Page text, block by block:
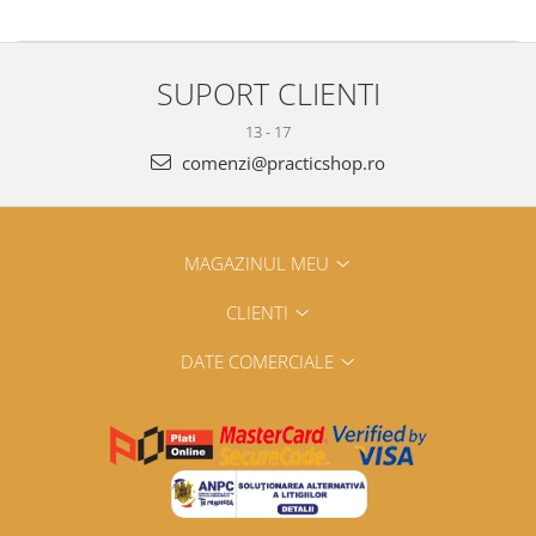
SUPORT CLIENTI
13 - 17
comenzi@practicshop.ro
MAGAZINUL MEU
CLIENTI
DATE COMERCIALE